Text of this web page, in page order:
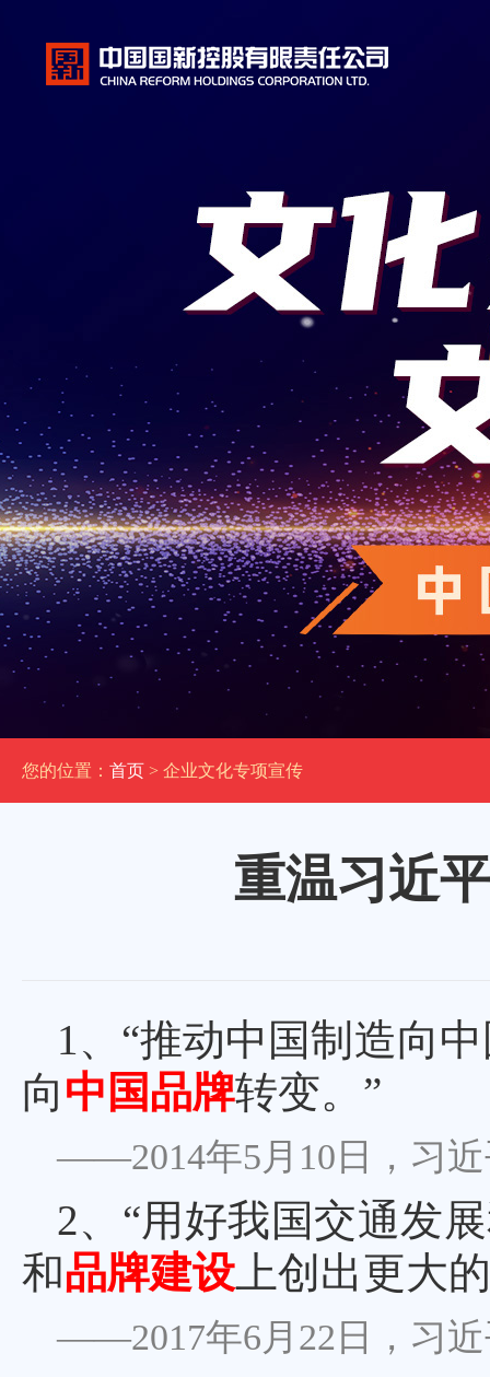
您的位置： 首页 > 企业文化专项宣传
重温习近
1、 “推动中国制造向
向中国品牌转变。”
——2014年5月10日，习近
2、 “用好我国交通发
和品牌建设 上创出更大
——2017年6月22日，习